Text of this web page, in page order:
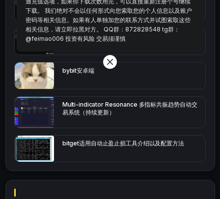
统计涨跌幅的python代码
okx的短线量化的免费版本
bybit安卓端
Multi-indicator Resonance 多指标共振趋势自动交
易系统（持续更新）
bitget适用自动止盈止损工具介绍以及配置方法
下载。 我们绝对不会以任何形式向您索取您的个人信息以及账户
密码等相关信息。如果有人单独加您的联系方式并试图索取这些
相关信息，请立即拉黑对方。 QQ群：872828548 tg群：
@feimao006 投资有风险 交易须谨慎